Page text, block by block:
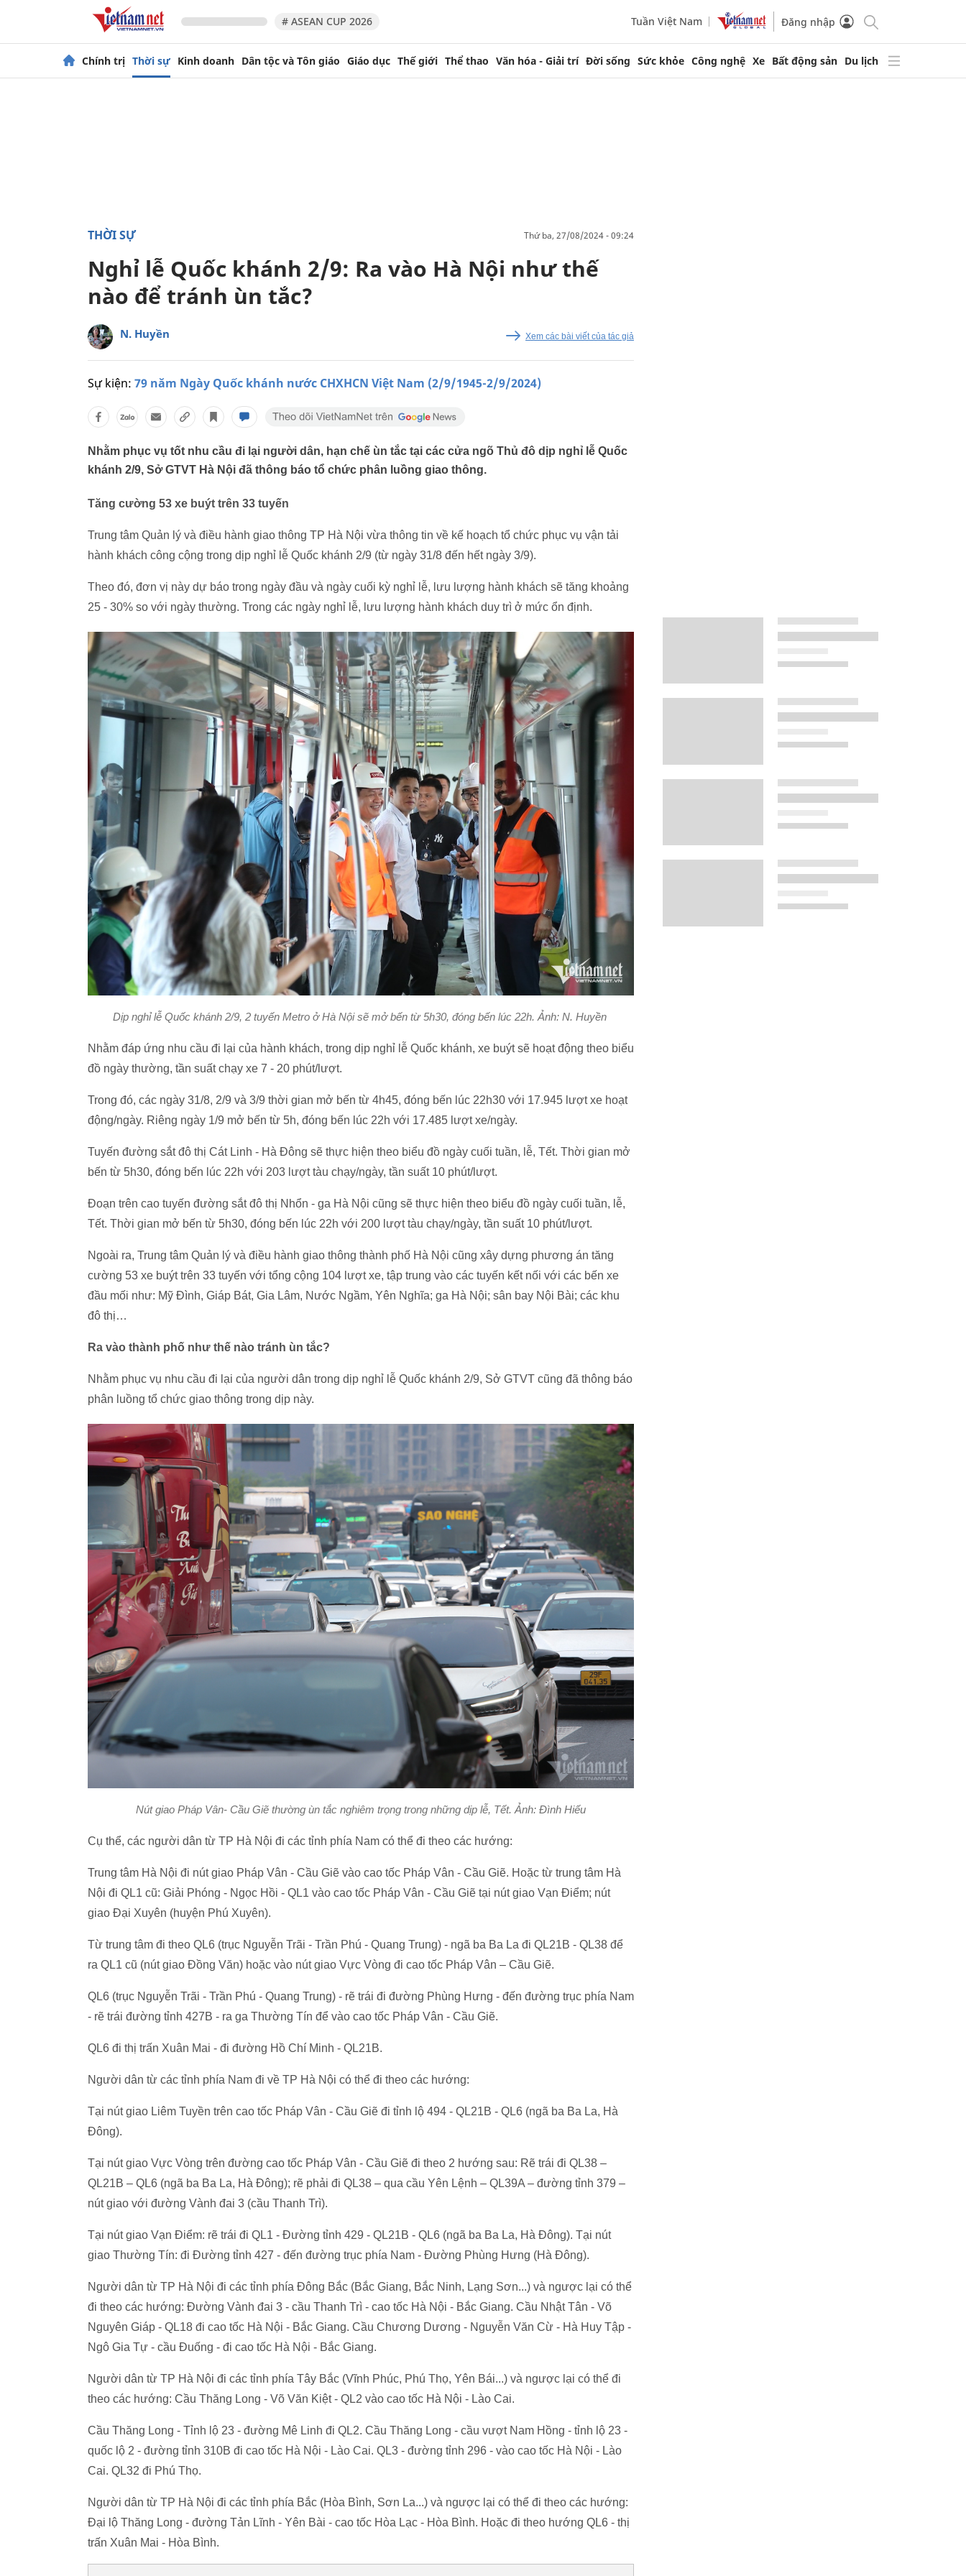
# ASEAN CUP 2026 Tuần Việt Nam Đăng nhập
Chính trị Thời sự Kinh doanh Dân tộc và Tôn giáo Giáo dục Thế giới Thể thao Văn hóa - Giải trí Đời sống Sức khỏe Công nghệ Xe Bất động sản Du lịch
THỜI SỰ thứ ba, 27/08/2024 - 09:24
Nghỉ lễ Quốc khánh 2/9: Ra vào Hà Nội như thế
nào để tránh ùn tắc?
N. Huyền Xem các bài viết của tác giả
Sự kiện: 79 năm Ngày Quốc khánh nước CHXHCN Việt Nam (2/9/1945-2/9/2024)
Nhằm phục vụ tốt nhu cầu đi lại người dân, hạn chế ùn tắc tại các cửa ngõ Thủ đô dịp nghỉ lễ Quốc
khánh 2/9, Sở GTVT Hà Nội đã thông báo tổ chức phân luồng giao thông.
Tăng cường 53 xe buýt trên 33 tuyến
Trung tâm Quản lý và điều hành giao thông TP Hà Nội vừa thông tin về kế hoạch tổ chức phục vụ vận tải
hành khách công cộng trong dịp nghỉ lễ Quốc khánh 2/9 (từ ngày 31/8 đến hết ngày 3/9).
Theo đó, đơn vị này dự báo trong ngày đầu và ngày cuối kỳ nghỉ lễ, lưu lượng hành khách sẽ tăng khoảng
25 - 30% so với ngày thường. Trong các ngày nghỉ lễ, lưu lượng hành khách duy trì ở mức ổn định.
Dịp nghỉ lễ Quốc khánh 2/9, 2 tuyến Metro ở Hà Nội sẽ mở bến từ 5h30, đóng bến lúc 22h. Ảnh: N. Huyền
Nhằm đáp ứng nhu cầu đi lại của hành khách, trong dịp nghỉ lễ Quốc khánh, xe buýt sẽ hoạt động theo biểu
đồ ngày thường, tần suất chạy xe 7 - 20 phút/lượt.
Trong đó, các ngày 31/8, 2/9 và 3/9 thời gian mở bến từ 4h45, đóng bến lúc 22h30 với 17.945 lượt xe hoạt
động/ngày. Riêng ngày 1/9 mở bến từ 5h, đóng bến lúc 22h với 17.485 lượt xe/ngày.
Tuyến đường sắt đô thị Cát Linh - Hà Đông sẽ thực hiện theo biểu đồ ngày cuối tuần, lễ, Tết. Thời gian mở
bến từ 5h30, đóng bến lúc 22h với 203 lượt tàu chạy/ngày, tần suất 10 phút/lượt.
Đoạn trên cao tuyến đường sắt đô thị Nhổn - ga Hà Nội cũng sẽ thực hiện theo biểu đồ ngày cuối tuần, lễ,
Tết. Thời gian mở bến từ 5h30, đóng bến lúc 22h với 200 lượt tàu chạy/ngày, tần suất 10 phút/lượt.
Ngoài ra, Trung tâm Quản lý và điều hành giao thông thành phố Hà Nội cũng xây dựng phương án tăng
cường 53 xe buýt trên 33 tuyến với tổng cộng 104 lượt xe, tập trung vào các tuyến kết nối với các bến xe
đầu mối như: Mỹ Đình, Giáp Bát, Gia Lâm, Nước Ngầm, Yên Nghĩa; ga Hà Nội; sân bay Nội Bài; các khu
đô thị…
Ra vào thành phố như thế nào tránh ùn tắc?
Nhằm phục vụ nhu cầu đi lại của người dân trong dịp nghỉ lễ Quốc khánh 2/9, Sở GTVT cũng đã thông báo
phân luồng tổ chức giao thông trong dịp này.
Nút giao Pháp Vân- Cầu Giẽ thường ùn tắc nghiêm trọng trong những dịp lễ, Tết. Ảnh: Đình Hiếu
Cụ thể, các người dân từ TP Hà Nội đi các tỉnh phía Nam có thể đi theo các hướng:
Trung tâm Hà Nội đi nút giao Pháp Vân - Cầu Giẽ vào cao tốc Pháp Vân - Cầu Giẽ. Hoặc từ trung tâm Hà
Nội đi QL1 cũ: Giải Phóng - Ngọc Hồi - QL1 vào cao tốc Pháp Vân - Cầu Giẽ tại nút giao Vạn Điểm; nút
giao Đại Xuyên (huyện Phú Xuyên).
Từ trung tâm đi theo QL6 (trục Nguyễn Trãi - Trần Phú - Quang Trung) - ngã ba Ba La đi QL21B - QL38 để
ra QL1 cũ (nút giao Đồng Văn) hoặc vào nút giao Vực Vòng đi cao tốc Pháp Vân – Cầu Giẽ.
QL6 (trục Nguyễn Trãi - Trần Phú - Quang Trung) - rẽ trái đi đường Phùng Hưng - đến đường trục phía Nam
- rẽ trái đường tỉnh 427B - ra ga Thường Tín để vào cao tốc Pháp Vân - Cầu Giẽ.
QL6 đi thị trấn Xuân Mai - đi đường Hồ Chí Minh - QL21B.
Người dân từ các tỉnh phía Nam đi về TP Hà Nội có thể đi theo các hướng:
Tại nút giao Liêm Tuyền trên cao tốc Pháp Vân - Cầu Giẽ đi tỉnh lộ 494 - QL21B - QL6 (ngã ba Ba La, Hà
Đông).
Tại nút giao Vực Vòng trên đường cao tốc Pháp Vân - Cầu Giẽ đi theo 2 hướng sau: Rẽ trái đi QL38 –
QL21B – QL6 (ngã ba Ba La, Hà Đông); rẽ phải đi QL38 – qua cầu Yên Lệnh – QL39A – đường tỉnh 379 –
nút giao với đường Vành đai 3 (cầu Thanh Trì).
Tại nút giao Vạn Điểm: rẽ trái đi QL1 - Đường tỉnh 429 - QL21B - QL6 (ngã ba Ba La, Hà Đông). Tại nút
giao Thường Tín: đi Đường tỉnh 427 - đến đường trục phía Nam - Đường Phùng Hưng (Hà Đông).
Người dân từ TP Hà Nội đi các tỉnh phía Đông Bắc (Bắc Giang, Bắc Ninh, Lạng Sơn...) và ngược lại có thể
đi theo các hướng: Đường Vành đai 3 - cầu Thanh Trì - cao tốc Hà Nội - Bắc Giang. Cầu Nhật Tân - Võ
Nguyên Giáp - QL18 đi cao tốc Hà Nội - Bắc Giang. Cầu Chương Dương - Nguyễn Văn Cừ - Hà Huy Tập -
Ngô Gia Tự - cầu Đuống - đi cao tốc Hà Nội - Bắc Giang.
Người dân từ TP Hà Nội đi các tỉnh phía Tây Bắc (Vĩnh Phúc, Phú Thọ, Yên Bái...) và ngược lại có thể đi
theo các hướng: Cầu Thăng Long - Võ Văn Kiệt - QL2 vào cao tốc Hà Nội - Lào Cai.
Cầu Thăng Long - Tỉnh lộ 23 - đường Mê Linh đi QL2. Cầu Thăng Long - cầu vượt Nam Hồng - tỉnh lộ 23 -
quốc lộ 2 - đường tỉnh 310B đi cao tốc Hà Nội - Lào Cai. QL3 - đường tỉnh 296 - vào cao tốc Hà Nội - Lào
Cai. QL32 đi Phú Thọ.
Người dân từ TP Hà Nội đi các tỉnh phía Bắc (Hòa Bình, Sơn La...) và ngược lại có thể đi theo các hướng:
Đại lộ Thăng Long - đường Tản Lĩnh - Yên Bài - cao tốc Hòa Lạc - Hòa Bình. Hoặc đi theo hướng QL6 - thị
trấn Xuân Mai - Hòa Bình.